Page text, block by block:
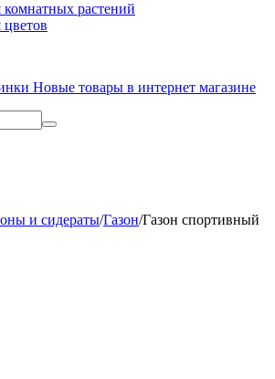
комнатных растений
цветов
Новые товары в интернет магазине
и сидераты/Газон/Газон спортивный